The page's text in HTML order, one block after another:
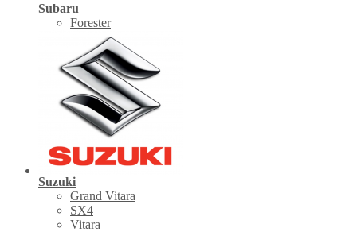
Subaru
Forester
Suzuki
Grand Vitara
SX4
Vitara